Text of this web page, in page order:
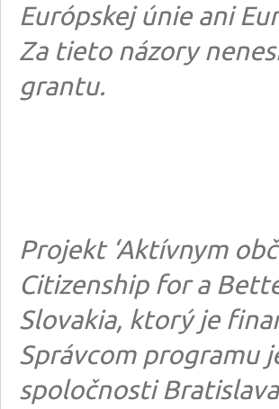
Európskej únie ani
Za tieto názory
grantu.
Projekt ‘Aktívnym
Citizenship for a
Slovakia, ktorý je
Správcom programu
spoločnosti